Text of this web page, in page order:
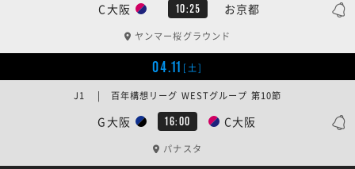
C大阪 10:25 お京都
ヤンマー桜グラウンド
04.11 [土]
G大阪 16:00 C大阪
J1 | 百年構想リーグ WESTグループ 第10節
パナスタ